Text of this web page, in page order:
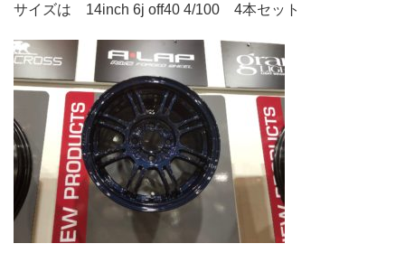
サイズは 14inch 6j off40 4/100 4本セット